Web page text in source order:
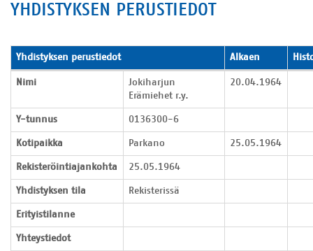
YHDISTYKSEN PERUSTIEDOT
Yhdistyksen perustiedot
Yhdistyksen perustiedot Alkaen
Nimi
Jokiharjun
Erämiehet r.y.
20.04.1964
Y-tunnus 0136300-6
Kotipaikka Parkano 25.05.1964
Rekisteröintiajankohta 25.05.1964
Yhdistyksen tila Rekisterissä
Erityistilanne
Yhteystiedot